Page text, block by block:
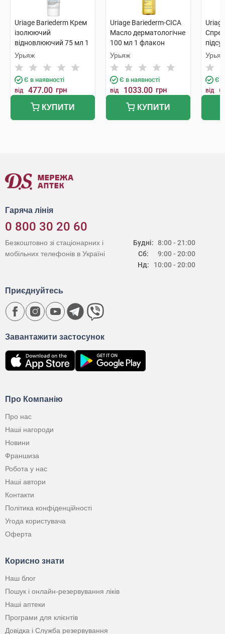
Uriage Bariederm Крем
ізолюючий
відновлюючий 75 мл 1
туба
Урьяж
Є в наявності
від 477.00 грн
КУПИТИ
Uriage Bariederm-CICA
Масло дерматологічне
100 мл 1 флакон
Урьяж
Є в наявності
від 1033.00 грн
КУПИТИ
Урьяж
Є в
від
Гаряча лінія
0 800 30 20 60
Будні:
Сб:
Нд:
8:00 - 21:00
9:00 - 20:00
10:00 - 20:00
Безкоштовно зі стаціонарних і
мобільних телефонів в Україні
Про Компанію
Про нас
Наші нагороди
Новини
Франшиза
Робота у нас
Наші автори
Контакти
Політика конфіденційності
Угода користувача
Оферта
Корисно знати
Наш блог
Пошук і онлайн-резервування ліків
Наші аптеки
Програми для клієнтів
Довідка і Служба резервування
Завантажити застосунок
Приєднуйтесь